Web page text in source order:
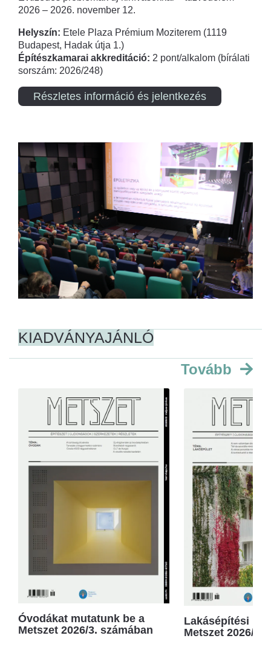
2026 – 2026. november 12.
Helyszín: Etele Plaza Prémium Moziterem (1119
Budapest, Hadak útja 1.)
Építészkamarai akkreditáció: 2 pont/alkalom (bírálati
sorszám: 2026/248)
Részletes információ és jelentkezés
KIADVÁNYAJÁNLÓ
Tovább
Óvodákat mutatunk be a
Metszet 2026/3. számában
Lakásépítési
Metszet 2026/2.